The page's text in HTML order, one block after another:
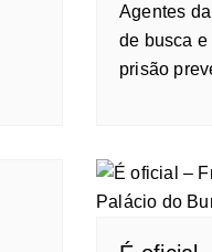
Agentes
de busca
prisão